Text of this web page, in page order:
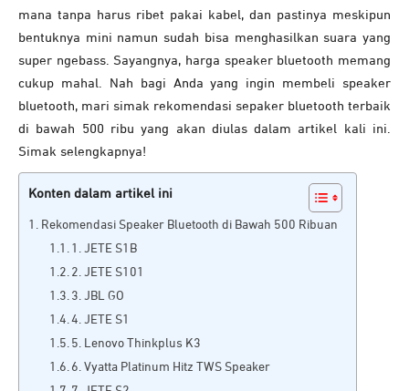
mana tanpa harus ribet pakai kabel, dan pastinya meskipun
bentuknya mini namun sudah bisa menghasilkan suara yang
super ngebass. Sayangnya, harga speaker bluetooth memang
cukup mahal. Nah bagi Anda yang ingin membeli speaker
bluetooth, mari simak rekomendasi sepaker bluetooth terbaik
di bawah 500 ribu yang akan diulas dalam artikel kali ini.
Simak selengkapnya!
Konten dalam artikel ini
Rekomendasi Speaker Bluetooth di Bawah 500 Ribuan
1. JETE S1B
2. JETE S101
3. JBL GO
4. JETE S1
5. Lenovo Thinkplus K3
6. Vyatta Platinum Hitz TWS Speaker